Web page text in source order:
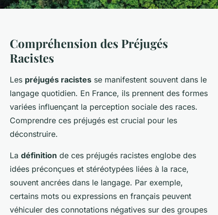
Compréhension des Préjugés
Racistes
Les préjugés racistes se manifestent souvent dans le
langage quotidien. En France, ils prennent des formes
variées influençant la perception sociale des races.
Comprendre ces préjugés est crucial pour les
déconstruire.
La définition de ces préjugés racistes englobe des
idées préconçues et stéréotypées liées à la race,
souvent ancrées dans le langage. Par exemple,
certains mots ou expressions en français peuvent
véhiculer des connotations négatives sur des groupes